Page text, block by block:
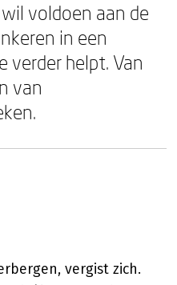
voldoen aan de
in een
verder helpt. Van
van
vergist zich.